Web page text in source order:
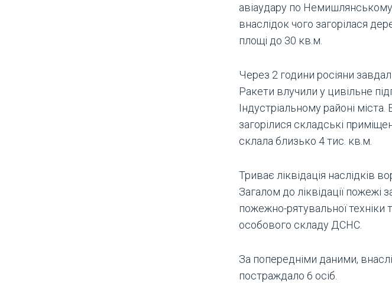
авіаудару по
внаслідок чого загорілася
площі до 30 кв.м.
Через 2 години росіяни
Ракети влучили у цивільне
Індустріальному районі
загорілися складські
склала близько 4 тис. кв.м.
Триває ліквідація наслідків
Загалом до ліквідації пожежі
пожежно-рятувальної техніки
особового складу ДСНС.
За попередніми даними,
постраждало 6 осіб.